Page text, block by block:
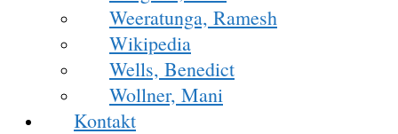
Weeratunga, Ramesh
Wikipedia
Wells, Benedict
Wollner, Mani
Kontakt